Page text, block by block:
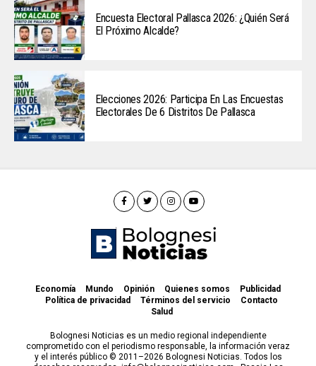
Encuesta Electoral Pallasca 2026: ¿Quién Será
El Próximo Alcalde?
Elecciones 2026: Participa En Las Encuestas
Electorales De 6 Distritos De Pallasca
Economía Mundo Opinión Quienes somos
Publicidad
Política de privacidad
Términos del servicio
Contacto
Salud
Bolognesi Noticias es un medio regional independiente
comprometido con el periodismo responsable, la información veraz
y el interés público © 2011–2026 Bolognesi Noticias. Todos los